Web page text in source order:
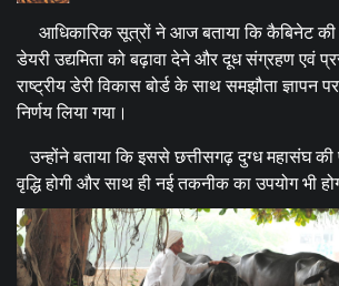
आधिकारिक सूत्रों ने आज बताया कि कैबिनेट की
डेयरी उद्यमिता को बढ़ावा देने और दूध संग्रहण एवं
राष्ट्रीय डेरी विकास बोर्ड के साथ समझौता ज्ञापन
निर्णय लिया गया।
उन्होंने बताया कि इससे छत्तीसगढ़ दुग्ध महासंघ
वृद्धि होगी और साथ ही नई तकनीक का उपयोग भी